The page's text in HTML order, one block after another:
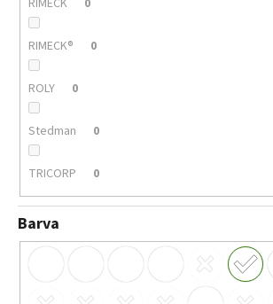
RIMECK® 0
ROLY 0
Stedman 0
TRICORP 0
Barva